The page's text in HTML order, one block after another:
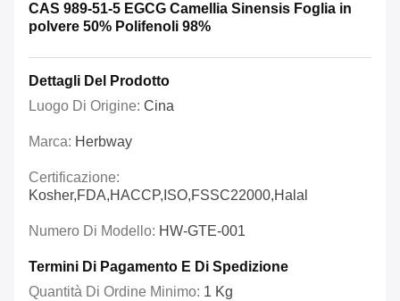
CAS 989-51-5 EGCG Camellia Sinensis Foglia in
polvere 50% Polifenoli 98%
Dettagli Del Prodotto
Luogo Di Origine: Cina
Marca: Herbway
Certificazione:
Kosher,FDA,HACCP,ISO,FSSC22000,Halal
Numero Di Modello: HW-GTE-001
Termini Di Pagamento E Di Spedizione
Quantità Di Ordine Minimo: 1 Kg